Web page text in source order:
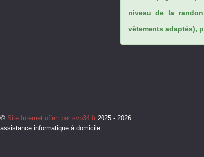
niveau de la
vêtements adaptés),
© Site Internet offert par svp34.fr 2025 - 2026
assistance informatique à domicile